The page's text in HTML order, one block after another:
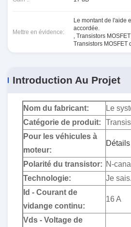
Mettre en évidence:
Le montant de l'aide
accordée.
, Transistors
Transistors MOSFET
Introduction Au Projet
Nom du fabricant:
Le
Catégorie de produit:
Pour les véhicules à
moteur:
Détails
Polarité du transistor: N-canal
Technologie:
Je sais.
Id - Courant de
vidange continu:
16 A
Vds - Voltage de